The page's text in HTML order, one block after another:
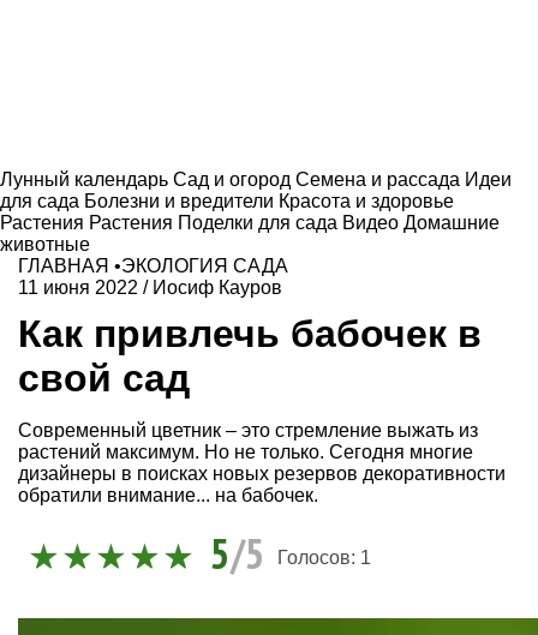
Лунный календарь Сад и огород Семена и рассада Идеи
для сада Болезни и вредители Красота и здоровье
Растения Растения Поделки для сада Видео Домашние
животные
ГЛАВНАЯ •ЭКОЛОГИЯ САДА
11 июня 2022 / Иосиф Кауров
Как привлечь бабочек в
свой сад
Современный цветник – это стремление выжать из
растений максимум. Но не только. Сегодня многие
дизайнеры в поисках новых резервов декоративности
обратили внимание... на бабочек.
5/5 Голосов: 1